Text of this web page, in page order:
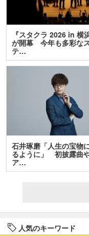
『スタクラ 2026 in 横
が開幕 今年も多彩な
テ…
石井琢磨「人生の宝物
るように」 初披露曲
ア…
人気のキーワード